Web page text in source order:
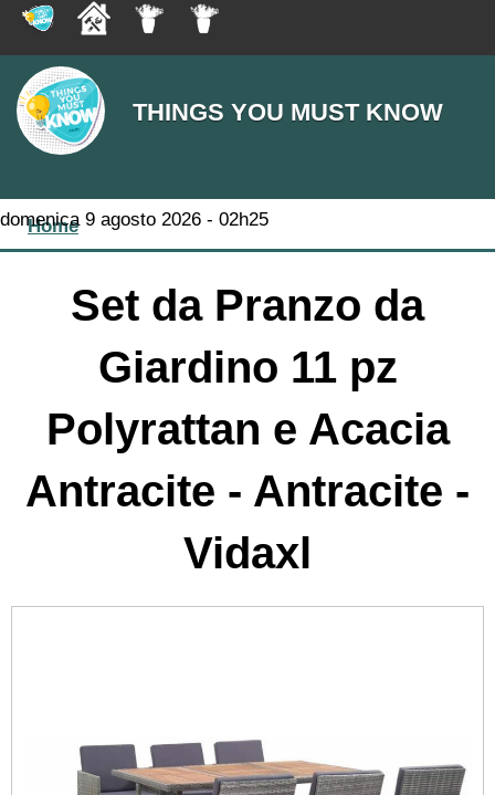
THINGS YOU MUST KNOW
domenica 9 agosto 2026 - 02h25
You are here
Home
Set da Pranzo da
Giardino 11 pz
Polyrattan e Acacia
Antracite - Antracite -
Vidaxl